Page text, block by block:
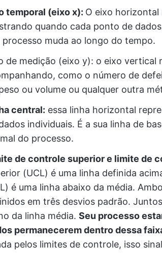
temporal (eixo x): O eixo
quando cada ponto de
processo muda ao longo do tempo.
de medição (eixo y): o eixo vertical
como o número de
ou volume ou qualquer outra
central: essa linha horizontal
individuais. É a sua linha de
do processo.
de controle superior e limite de
(UCL) é uma linha definida
é uma linha abaixo da média.
em três desvios padrão.
da linha média. Seu processo
permanecerem dentro dessa
pelos limites de controle, isso